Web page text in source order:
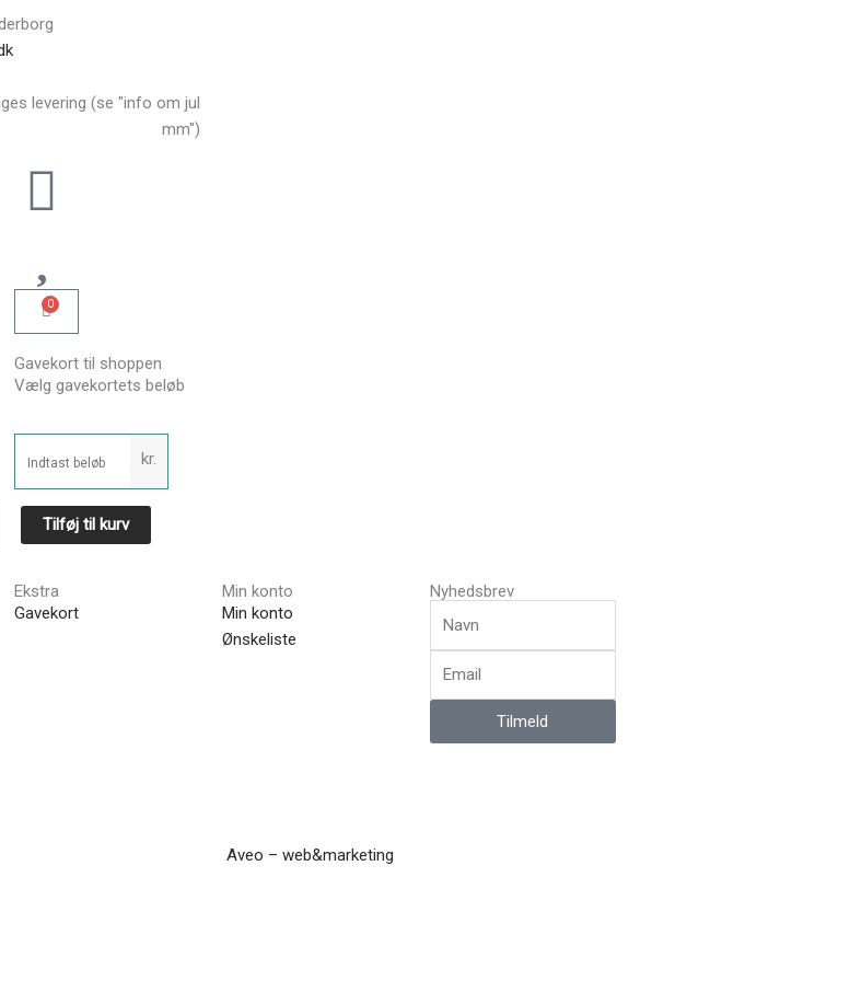
levering (se "info om jul
mm")
0
Kurv
Gavekort til shoppen
Vælg gavekortets beløb
kr.
Tilføj til kurv
Ekstra
Gavekort
Min konto
Min konto
Ønskeliste
Nyhedsbrev
Tilmeld
Aveo – web&marketing